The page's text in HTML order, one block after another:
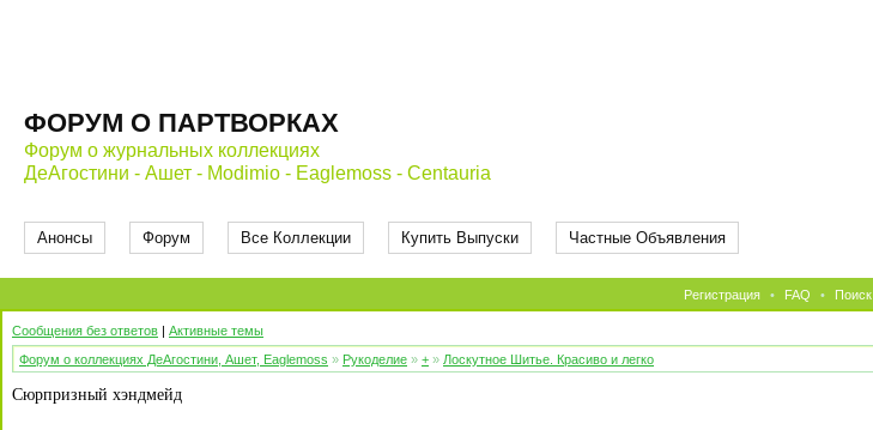
ФОРУМ О ПАРТВОРКАХ
Форум о журнальных коллекциях
ДеАгостини - Ашет - Modimio - Eaglemoss - Centauria
Анонсы Форум Все Коллекции Купить Выпуски Частные Объявления
Регистрация • FAQ • Поиск
Сообщения без ответов | Активные темы
Форум о коллекциях ДеАгостини, Ашет, Eaglemoss » Рукоделие » + » Лоскутное Шитье. Красиво и легко
Сюрпризный хэндмейд